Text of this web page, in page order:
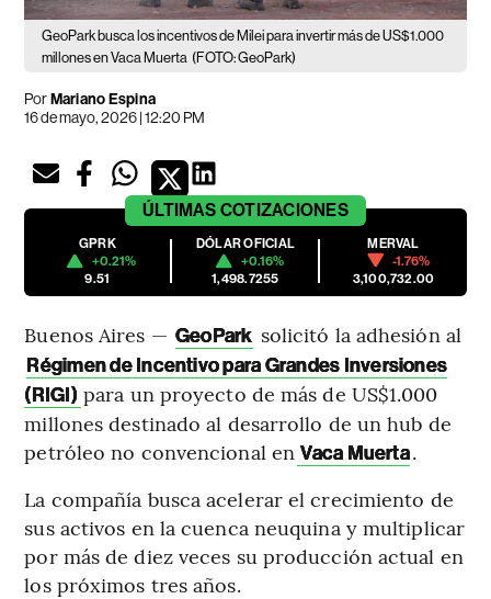
GeoPark busca los incentivos de Milei para invertir más de US$1.000
millones en Vaca Muerta (FOTO: GeoPark)
PorMariano Espina
16 de mayo, 2026 | 12:20 PM
ÚLTIMAS COTIZACIONES
GPRK
+0.21%
9.51
DÓLAR OFICIAL
+0.16%
1,498.7255
MERVAL
-1.76%
3,100,732.00
Buenos Aires — GeoPark solicitó la adhesión al
Régimen de Incentivo para Grandes Inversiones
(RIGI) para un proyecto de más de US$1.000
millones destinado al desarrollo de un hub de
petróleo no convencional en Vaca Muerta.
La compañía busca acelerar el crecimiento de
sus activos en la cuenca neuquina y multiplicar
por más de diez veces su producción actual en
los próximos tres años.